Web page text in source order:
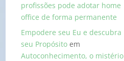
profissões pode adotar home
office de forma permanente
Empodere seu Eu e descubra
seu Propósito em
Autoconhecimento, o mistério